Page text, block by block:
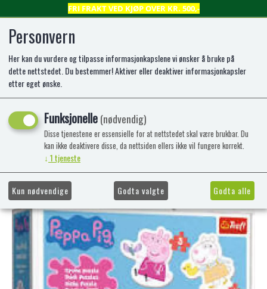
FRI FRAKT VED KJØP OVER KR. 500,-
0
Baby Puzzle Peppa Pig 3+4+5+6pcs
**ALLA
Personvern
Her kan du vurdere og tilpasse informasjonkapslene vi ønsker å bruke på
dette nettstedet. Du bestemmer! Aktiver eller deaktiver informasjonkapsler
etter eget ønske.
Funksjonelle(nødvendig)
Disse tjenestene er essensielle for at nettstedet skal være brukbar. Du
kan ikke deaktivere disse, da nettsiden ellers ikke vil fungere korrekt.
↓ 1tjeneste
Kun nødvendige Godta valgte Godta alle